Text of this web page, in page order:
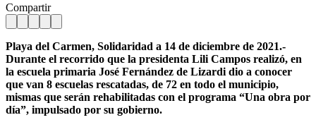
Compartir
Playa del Carmen, Solidaridad a 14 de diciembre de 2021.-
Durante el recorrido que la presidenta Lili Campos realizó, en
la escuela primaria José Fernández de Lizardi dio a conocer
que van 8 escuelas rescatadas, de 72 en todo el municipio,
mismas que serán rehabilitadas con el programa “Una obra por
día”, impulsado por su gobierno.